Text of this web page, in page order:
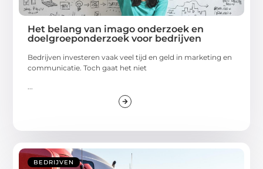
Het belang van imago onderzoek en
doelgroeponderzoek voor bedrijven
Bedrijven investeren vaak veel tijd en geld in marketing en
communicatie. Toch gaat het niet
...
BEDRIJVEN